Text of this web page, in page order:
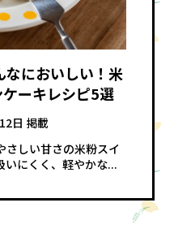
なにおいしい！米
ーキレシピ5選
日 掲載
さしい甘さの米粉スイ
いにくく、軽やかな...